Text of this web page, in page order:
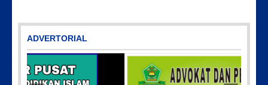
ADVERTORIAL